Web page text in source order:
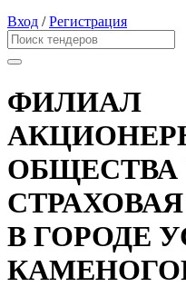
Вход /Регистрация
ФИЛИАЛ
В ГОРОДЕ